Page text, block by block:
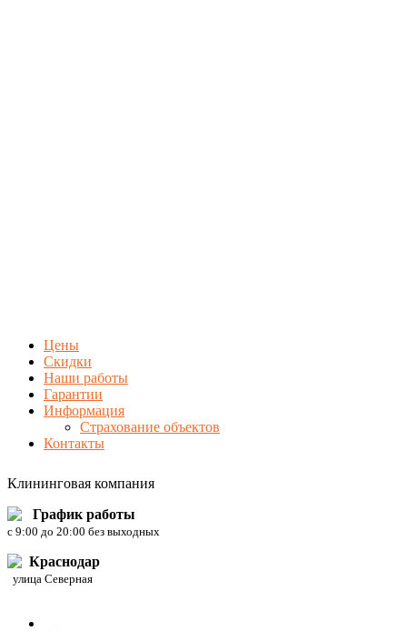
Цены
Скидки
Наши работы
Гарантии
Информация
Страхование объектов
Контакты
Клининговая компания
График работы
c 9:00 до 20:00 без выходных
Краснодар
улица Северная